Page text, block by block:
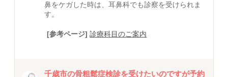
鼻をケガした時は、耳鼻科でも診察を受けられま
す。
[参考ページ]診療科目のご案内
千歳市の骨粗鬆症検診を受けたいのですが予約